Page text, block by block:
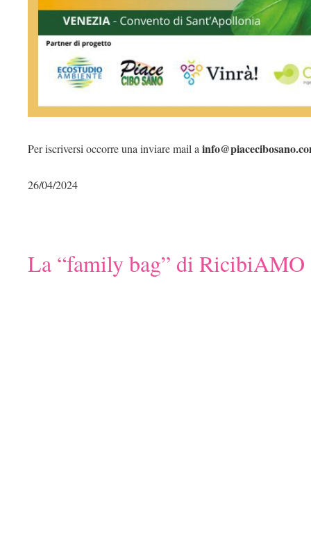
Per iscriversi occorre una inviare mail a
26/04/2024
La “family bag” di RicibiAMO